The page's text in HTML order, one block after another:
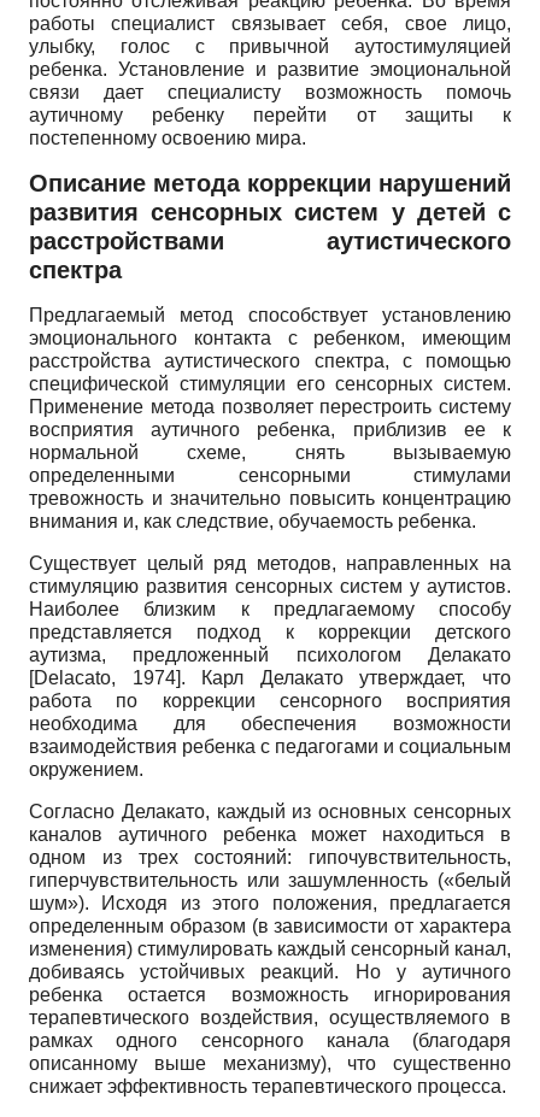
работы специалист связывает себя, свое лицо,
улыбку, голос с привычной аутости­муляцией
ребенка. Установление и развитие эмоциональной
связи дает специалисту возможность помочь
аутичному ребенку перейти от защиты к
постепенному освоению мира.
Описание метода коррекции нарушений
развития сенсорных систем у детей с
расстройствами аутистического
спектра
Предлагаемый метод способствует установлению
эмоционального контакта с ребенком, имеющим
расстройства аути­стического спектра, с помощью
специфической стимуляции его сенсорных систем.
Применение метода позволяет перестроить систему
восприятия аутичного ребенка, приблизив ее к
нормальной схеме, снять вызываемую
определенными сенсорными стимулами
тревожность и значительно повысить концентрацию
внимания и, как следствие, обучаемость ребенка.
Существует целый ряд методов, направленных на
стимуляцию развития сенсорных систем у аутистов.
Наиболее близким к предлагаемому способу
представляется подход к коррекции детского
аутизма, предложенный психологом Делакато
[Delacato, 1974]. Карл Делакато утверждает, что
работа по коррекции сенсорного восприятия
необходима для обеспечения возможности
взаимодействия ребенка с педагогами и социальным
окружением.
Согласно Делакато, каждый из основных сенсорных
каналов аутичного ребенка может находиться в
одном из трех состояний: гипочувствительность,
гипер­чувствительность или зашумленность («белый
шум»). Исходя из этого положения, предлагается
определенным образом (в зависимости от характера
изменения) стимулировать каждый сенсорный канал,
добиваясь устойчивых реакций. Но у аутичного
ребенка остается возможность игнорирования
терапевтического воздействия, осуществляемого в
рамках одного сенсорного канала (благодаря
описанному выше механизму), что существенно
снижает эффективность терапевтического процесса.